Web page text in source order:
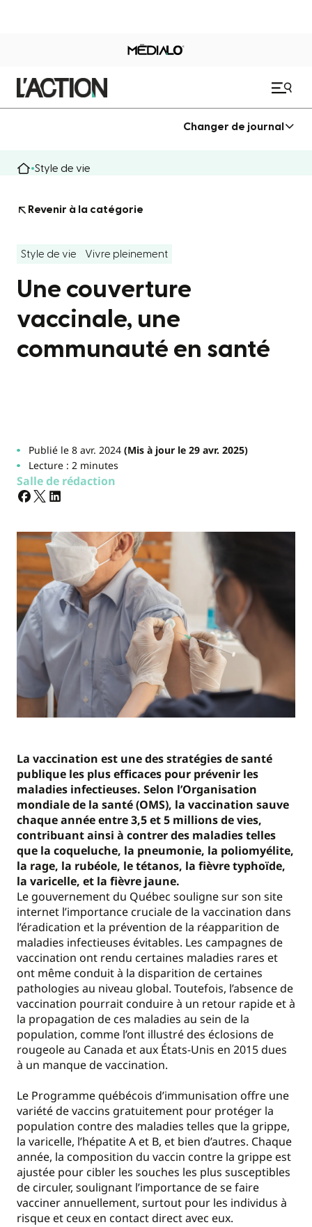
Changer de journal
Style de vie
Revenir à la catégorie
Style de vie Vivre pleinement
Une couverture
vaccinale, une
communauté en santé
Publié le 8 avr. 2024(Mis à jour le 29 avr. 2025)
Lecture : 2 minutes
Salle de rédaction
La vaccination est une des stratégies de santé
publique les plus efficaces pour prévenir les
maladies infectieuses. Selon l’Organisation
mondiale de la santé (OMS), la vaccination sauve
chaque année entre 3,5 et 5 millions de vies,
contribuant ainsi à contrer des maladies telles
que la coqueluche, la pneumonie, la poliomyélite,
la rage, la rubéole, le tétanos, la fièvre typhoïde,
la varicelle, et la fièvre jaune.
Le gouvernement du Québec souligne sur son site
internet l’importance cruciale de la vaccination dans
l’éradication et la prévention de la réapparition de
maladies infectieuses évitables. Les campagnes de
vaccination ont rendu certaines maladies rares et
ont même conduit à la disparition de certaines
pathologies au niveau global. Toutefois, l’absence de
vaccination pourrait conduire à un retour rapide et à
la propagation de ces maladies au sein de la
population, comme l’ont illustré des éclosions de
rougeole au Canada et aux États-Unis en 2015 dues
à un manque de vaccination​​.
Le Programme québécois d’immunisation offre une
variété de vaccins gratuitement pour protéger la
population contre des maladies telles que la grippe,
la varicelle, l’hépatite A et B, et bien d’autres. Chaque
année, la composition du vaccin contre la grippe est
ajustée pour cibler les souches les plus susceptibles
de circuler, soulignant l’importance de se faire
vacciner annuellement, surtout pour les individus à
risque et ceux en contact direct avec eux​​​​.